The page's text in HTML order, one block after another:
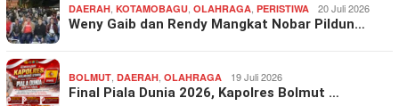
DAERAH KOTAMOBAGU OLAHRAGA PERISTIWA 20 Juli 2026
Weny Gaib dan Rendy Mangkat Nobar Pildun…
BOLMUT DAERAH OLAHRAGA 19 Juli 2026
Final Piala Dunia 2026, Kapolres Bolmut …